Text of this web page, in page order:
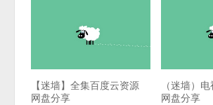
【迷墙】全集百度云资源
网盘分享
（迷墙）
网盘分享